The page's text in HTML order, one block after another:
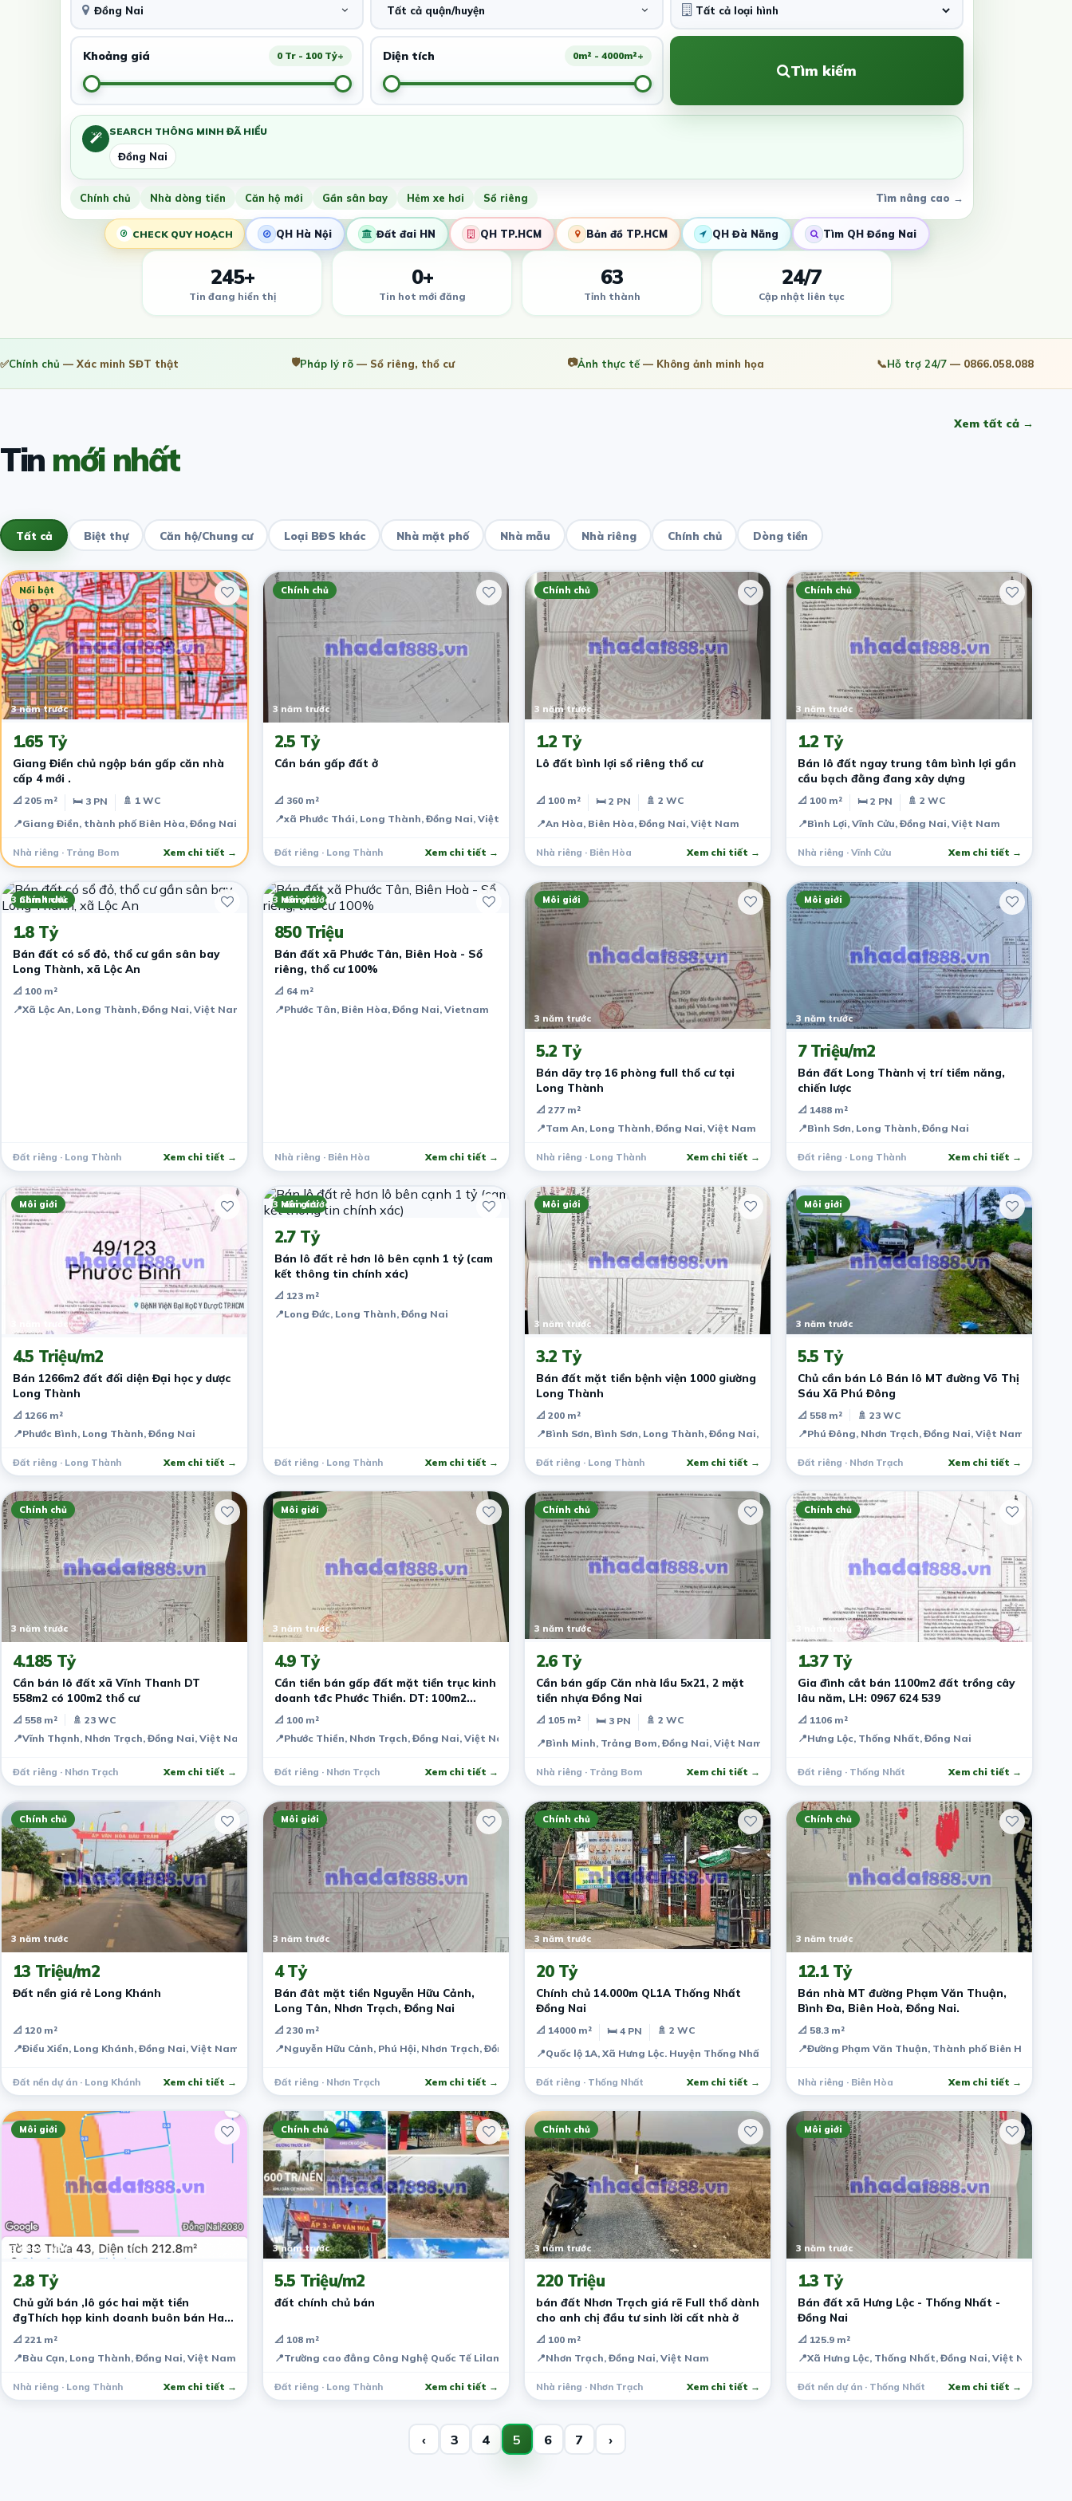
Đồng Nai Tất cả quận/huyện
Khoảng giá 0 Tr - 100 Tỷ+ Diện tích 0m² - 4000m²+
Tìm kiếm
SEARCH THÔNG MINH ĐÃ HIỂU
Đồng Nai
Chính chủ Nhà dòng tiền Căn hộ mới Gần sân bay Hẻm xe hơi Sổ riêng Tìm nâng cao →
CHECK QUY HOẠCH QH Hà Nội Đất đai HN QH TP.HCM Bản đồ TP.HCM QH Đà Nẵng Tìm QH Đồng Nai
245+
Tin đang hiển thị
0+
Tin hot mới đăng
63
Tỉnh thành
24/7
Cập nhật liên tục
✅Chính chủ — Xác minh SĐT thật 🛡️Pháp lý rõ — Sổ riêng, thổ cư 📷Ảnh thực tế— Không ảnh minh họa 📞Hỗ trợ 24/7 — 0866.058.088
Tinmới nhất
Xem tất cả →
Tất cả Biệt thự Căn hộ/Chung cư Loại BĐS khác Nhà mặt phố Nhà mẫu Nhà riêng Chính chủ Dòng tiền
Nổi bật
3 năm trước
1.65 Tỷ
Giang Điền chủ ngộp bán gấp căn nhà
cấp 4 mới .
📐 205 m² 🛏 3 PN
🚿 1 WC
📍Giang Điền, thành phố Biên Hòa, Đồng Nai, Việt Nam
Nhà riêng · Trảng Bom Xem chi tiết →
Chính chủ
3 năm trước
2.5 Tỷ
Cần bán gấp đất ở
📐 360 m²
📍xã Phước Thái, Long Thành, Đồng Nai, Việt Nam
Đất riêng · Long Thành Xem chi tiết →
Chính chủ
3 năm trước
1.2 Tỷ
Lô đất bình lợi sổ riêng thổ cư
📐 100 m² 🛏 2 PN
🚿 2 WC
📍An Hòa, Biên Hòa, Đồng Nai, Việt Nam
Nhà riêng · Biên Hòa Xem chi tiết →
Chính chủ
3 năm trước
1.2 Tỷ
Bán lô đất ngay trung tâm bình lợi gần
cầu bạch đằng đang xây dựng
📐 100 m² 🛏 2 PN
🚿 2 WC
📍Bình Lợi, Vĩnh Cửu, Đồng Nai, Việt Nam
Nhà riêng · Vĩnh Cửu Xem chi tiết →
Chính chủ
3 năm trước
1.8 Tỷ
Bán đất có sổ đỏ, thổ cư gần sân bay
Long Thành, xã Lộc An
📐 100 m²
📍Xã Lộc An, Long Thành, Đồng Nai, Việt Nam
Đất riêng · Long Thành Xem chi tiết →
Môi giới
3 năm trước
850 Triệu
Bán đất xã Phước Tân, Biên Hoà - Sổ
riêng, thổ cư 100%
📐 64 m²
📍Phước Tân, Biên Hòa, Đồng Nai, Vietnam
Nhà riêng · Biên Hòa Xem chi tiết →
Môi giới
3 năm trước
5.2 Tỷ
Bán dãy trọ 16 phòng full thổ cư tại
Long Thành
📐 277 m²
📍Tam An, Long Thành, Đồng Nai, Việt Nam
Nhà riêng · Long Thành Xem chi tiết →
Môi giới
3 năm trước
7 Triệu/m2
Bán đất Long Thành vị trí tiềm năng,
chiến lược
📐 1488 m²
📍Bình Sơn, Long Thành, Đồng Nai
Đất riêng · Long Thành Xem chi tiết →
Môi giới
3 năm trước
4.5 Triệu/m2
Bán 1266m2 đất đối diện Đại học y dược
Long Thành
📐 1266 m²
📍Phước Bình, Long Thành, Đồng Nai
Đất riêng · Long Thành Xem chi tiết →
Môi giới
3 năm trước
2.7 Tỷ
Bán lô đất rẻ hơn lô bên cạnh 1 tỷ (cam
kết thông tin chính xác)
📐 123 m²
📍Long Đức, Long Thành, Đồng Nai
Đất riêng · Long Thành Xem chi tiết →
Môi giới
3 năm trước
3.2 Tỷ
Bán đất mặt tiền bệnh viện 1000 giường
Long Thành
📐 200 m²
📍Bình Sơn, Bình Sơn, Long Thành, Đồng Nai, Việt Nam
Đất riêng · Long Thành Xem chi tiết →
Môi giới
3 năm trước
5.5 Tỷ
Chủ cần bán Lô Bán lô MT đường Võ Thị
Sáu Xã Phú Đông
📐 558 m²
🚿 23 WC
📍Phú Đông, Nhơn Trạch, Đồng Nai, Việt Nam
Đất riêng · Nhơn Trạch Xem chi tiết →
Chính chủ
3 năm trước
4.185 Tỷ
Cần bán lô đất xã Vĩnh Thanh DT
558m2 có 100m2 thổ cư
📐 558 m²
🚿 23 WC
📍Vĩnh Thạnh, Nhơn Trạch, Đồng Nai, Việt Nam
Đất riêng · Nhơn Trạch Xem chi tiết →
Môi giới
3 năm trước
4.9 Tỷ
Cần tiền bán gấp đất mặt tiền trục kinh
doanh tđc Phước Thiền. DT: 100m2
(5x20m). Giá 4.9tỷ
📐 100 m²
📍Phước Thiền, Nhơn Trạch, Đồng Nai, Việt Nam
Đất riêng · Nhơn Trạch Xem chi tiết →
Chính chủ
3 năm trước
2.6 Tỷ
Cần bán gấp Căn nhà lầu 5x21, 2 mặt
tiền nhựa Đồng Nai
📐 105 m² 🛏 3 PN
🚿 2 WC
📍Bình Minh, Trảng Bom, Đồng Nai, Việt Nam
Nhà riêng · Trảng Bom Xem chi tiết →
Chính chủ
3 năm trước
1.37 Tỷ
Gia đình cắt bán 1100m2 đất trồng cây
lâu năm, LH: 0967 624 539
📐 1106 m²
📍Hưng Lộc, Thống Nhất, Đồng Nai
Đất riêng · Thống Nhất Xem chi tiết →
Chính chủ
3 năm trước
13 Triệu/m2
Đất nền giá rẻ Long Khánh
📐 120 m²
📍Điểu Xiển, Long Khánh, Đồng Nai, Việt Nam
Đất nền dự án · Long Khánh Xem chi tiết →
Môi giới
3 năm trước
4 Tỷ
Bán đât mặt tiền Nguyễn Hữu Cảnh,
Long Tân, Nhơn Trạch, Đồng Nai
📐 230 m²
📍Nguyễn Hữu Cảnh, Phú Hội, Nhơn Trạch, Đồng Nai, Việt Nam
Đất riêng · Nhơn Trạch Xem chi tiết →
Chính chủ
3 năm trước
20 Tỷ
Chính chủ 14.000m QL1A Thống Nhất
Đồng Nai
📐 14000 m² 🛏 4 PN
🚿 2 WC
📍Quốc lộ 1A, Xã Hưng Lộc. Huyện Thống Nhất, Tỉnh Đồng Nai, Việt Nam
Đất riêng · Thống Nhất Xem chi tiết →
Chính chủ
3 năm trước
12.1 Tỷ
Bán nhà MT đường Phạm Văn Thuận,
Bình Đa, Biên Hoà, Đồng Nai.
📐 58.3 m²
📍Đường Phạm Văn Thuận, Thành phố Biên Hòa, Đồng
Nhà riêng · Biên Hòa Xem chi tiết →
Môi giới
3 năm trước
2.8 Tỷ
Chủ gửi bán ,lô góc hai mặt tiền
đgThích họp kinh doanh buôn bán Hay
đầu tư đề
📐 221 m²
📍Bàu Cạn, Long Thành, Đồng Nai, Việt Nam
Nhà riêng · Long Thành Xem chi tiết →
Chính chủ
3 năm trước
5.5 Triệu/m2
đất chính chủ bán
📐 108 m²
📍Trường cao đẳng Công Nghệ Quốc Tế Lilama 2, Asian Highway 17, Long Phước, Long Thành, Đồng Nai, Việt Nam
Đất riêng · Long Thành Xem chi tiết →
Chính chủ
3 năm trước
220 Triệu
bán đất Nhơn Trạch giá rẽ Full thổ dành
cho anh chị đầu tư sinh lời cất nhà ở
📐 100 m²
📍Nhơn Trạch, Đồng Nai, Việt Nam
Nhà riêng · Nhơn Trạch Xem chi tiết →
Môi giới
3 năm trước
1.3 Tỷ
Bán đất xã Hưng Lộc - Thống Nhất -
Đồng Nai
📐 125.9 m²
📍Xã Hưng Lộc, Thống Nhất, Đồng Nai, Việt Nam
Đất nền dự án · Thống Nhất Xem chi tiết →
‹ 3 4 5 6 7 ›